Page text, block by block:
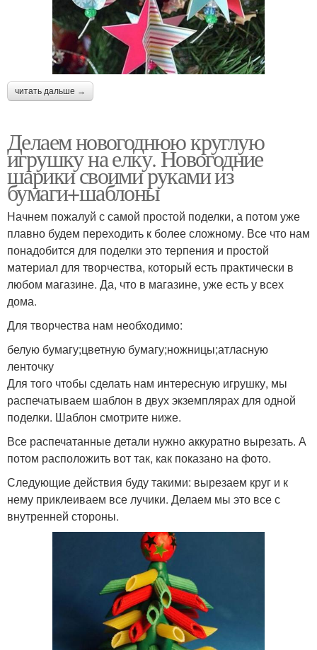
читать дальше →
Делаем новогоднюю круглую
игрушку на елку. Новогодние
шарики своими руками из
бумаги+шаблоны
Начнем пожалуй с самой простой поделки, а потом уже
плавно будем переходить к более сложному. Все что нам
понадобится для поделки это терпения и простой
материал для творчества, который есть практически в
любом магазине. Да, что в магазине, уже есть у всех
дома.
Для творчества нам необходимо:
белую бумагу;цветную бумагу;ножницы;атласную
ленточку
Для того чтобы сделать нам интересную игрушку, мы
распечатываем шаблон в двух экземплярах для одной
поделки. Шаблон смотрите ниже.
Все распечатанные детали нужно аккуратно вырезать. А
потом расположить вот так, как показано на фото.
Следующие действия буду такими: вырезаем круг и к
нему приклеиваем все лучики. Делаем мы это все с
внутренней стороны.